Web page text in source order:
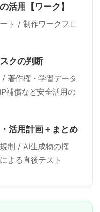
活用【ワーク】
ト / 制作ワークフロ
クの判断
著作権・学習データ
補償など安全活用の
活用計画＋まとめ
制 / AI生成物の権
よる直後テスト